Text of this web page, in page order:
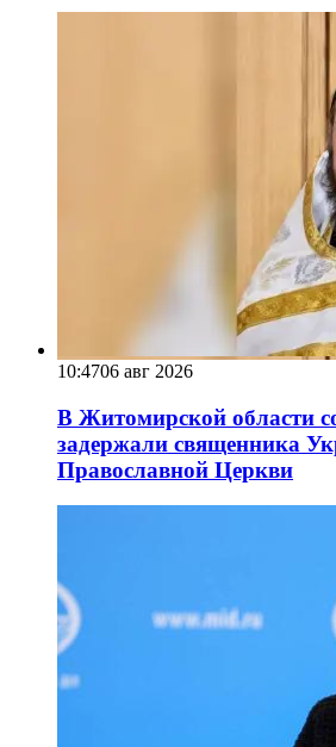
10:4706 авг 2026
В Житомирской области
задержали священника
Православной Церкви